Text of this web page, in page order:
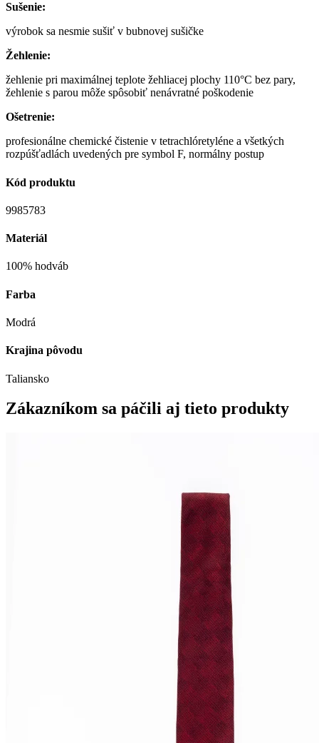
Sušenie:
výrobok sa nesmie sušiť v bubnovej sušičke
Žehlenie:
žehlenie pri maximálnej teplote žehliacej plochy 110°C bez pary,
žehlenie s parou môže spôsobiť nenávratné poškodenie
Ošetrenie:
profesionálne chemické čistenie v tetrachlóretyléne a všetkých
rozpúšťadlách uvedených pre symbol F, normálny postup
Kód produktu
9985783
Materiál
100% hodváb
Farba
Modrá
Krajina pôvodu
Taliansko
Zákazníkom sa páčili aj tieto produkty